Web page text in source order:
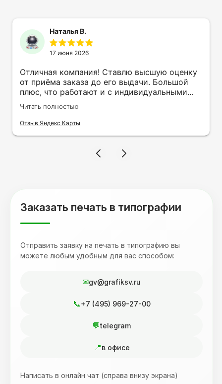
Наталья В.
17 июня 2026
Отличная компания! Ставлю высшую оценку
от приёма заказа до его выдачи. Большой
плюс, что работают и с индивидуальными
заказами. Нелбходимо было нанести принт
на кружку в подарок. Заказ был исполнен
оперативно и ооочень красиво, даже не
терпеливость, отвечала на все мои вопросы.
Читать полностью
Отзыв Яндекс Карты
Заказать печать в типографии
Отправить заявку на печать в типографию вы
можете любым удобным для вас способом:
gv@grafiksv.ru
+7 (495) 969-27-00
telegram
в офисе
Написать в онлайн чат (справа внизу экрана)